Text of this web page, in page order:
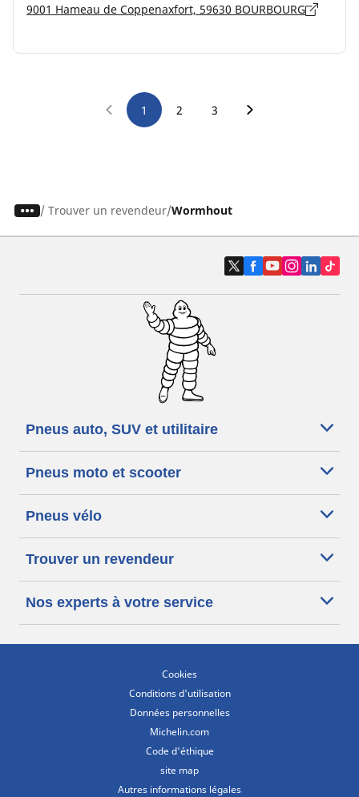
9001 Hameau de Coppenaxfort, 59630 BOURBOURG
1 2 3
/ Trouver un revendeur Wormhout
Pneus auto, SUV et utilitaire
Pneus moto et scooter
Pneus vélo
Trouver un revendeur
Nos experts à votre service
Cookies
Conditions d'utilisation
Données personnelles
Michelin.com
Code d'éthique
site map
Autres informations légales